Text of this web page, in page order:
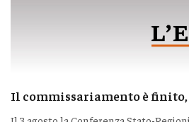
Il commissariamento è